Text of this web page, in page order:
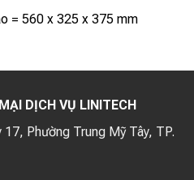
= 560 x 325 x 375 mm
DỊCH VỤ LINITECH
Phường Trung Mỹ Tây, TP.